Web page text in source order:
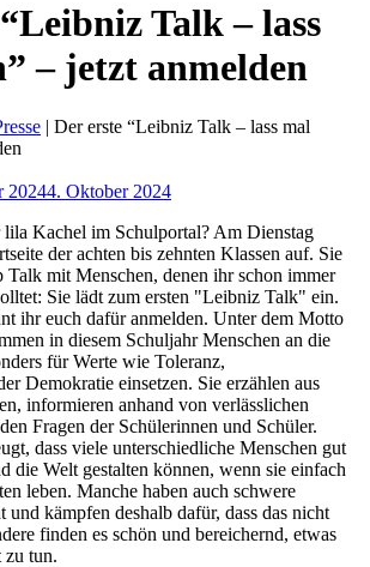
Talk – lass
– jetzt anmelden
| Der erste “Leibniz Talk – lass mal
20244. Oktober 2024
lila Kachel im Schulportal? Am Dienstag
der achten bis zehnten Klassen auf. Sie
Talk mit Menschen, denen ihr schon immer
Sie lädt zum ersten "Leibniz Talk" ein.
ihr euch dafür anmelden. Unter dem Motto
in diesem Schuljahr Menschen an die
für Werte wie Toleranz,
Demokratie einsetzen. Sie erzählen aus
informieren anhand von verlässlichen
Fragen der Schülerinnen und Schüler.
dass viele unterschiedliche Menschen gut
die Welt gestalten können, wenn sie einfach
leben. Manche haben auch schwere
und kämpfen deshalb dafür, dass das nicht
finden es schön und bereichernd, etwas
zu tun.